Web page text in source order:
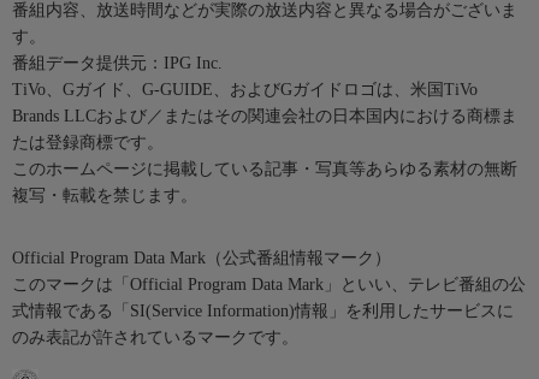
番組内容、放送時間などが実際の放送内容と異なる場合がございま
す。
番組データ提供元：IPG Inc.
TiVo、Gガイド、G-GUIDE、およびGガイドロゴは、米国TiVo
Brands LLCおよび／またはその関連会社の日本国内における商標ま
たは登録商標です。
このホームページに掲載している記事・写真等あらゆる素材の無断
複写・転載を禁じます。
Official Program Data Mark（公式番組情報マーク）
このマークは「Official Program Data Mark」といい、テレビ番組の公
式情報である「SI(Service Information)情報」を利用したサービスに
のみ表記が許されているマークです。